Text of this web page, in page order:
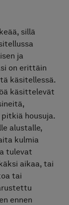
sillä
ja
on erittäin
käsitellessä.
käsittelevät
housuja.
alustalle,
kulmia
tulevat
aikaa, tai
tai
ennen